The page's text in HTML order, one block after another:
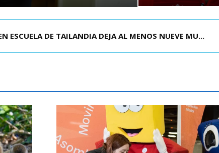
A COLOMBIA PARA ASISTIR A ASUNCIÓN DE ABELA...